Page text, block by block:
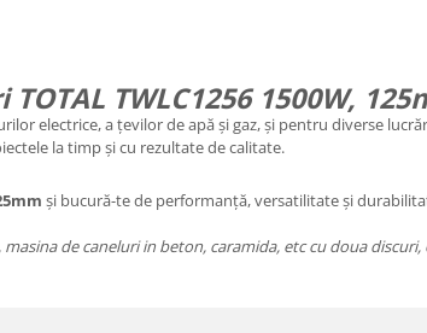
TWLC1256 1500W,
electrice, a țevilor de apă și gaz, și pentru diverse
la timp și cu rezultate de calitate.
și bucură-te de performanță, versatilitate și
de caneluri in beton, caramida, etc cu doua